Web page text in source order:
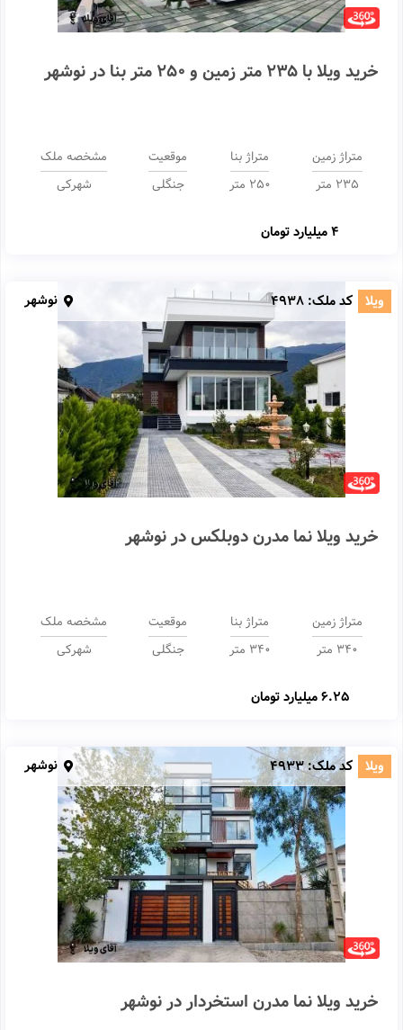
خرید ویلا با 235 متر زمین و 250 متر بنا در نوشهر
متراژ زمین
235 متر
متراژ بنا
250 متر
موقعیت
جنگلی
مشخصه ملک
شهرکی
4 میلیارد تومان
ویلا کد ملک: 4938 نوشهر
خرید ویلا نما مدرن دوبلکس در نوشهر
متراژ زمین
340 متر
متراژ بنا
340 متر
موقعیت
جنگلی
مشخصه ملک
شهرکی
6.25 میلیارد تومان
ویلا کد ملک:4933 نوشهر
خرید ویلا نما مدرن استخردار در نوشهر